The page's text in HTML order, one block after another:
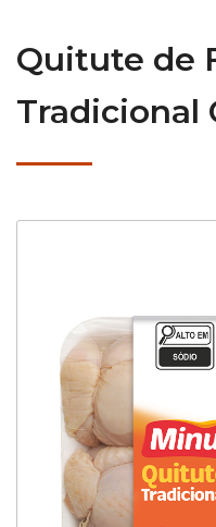
Quitute de
Tradicional